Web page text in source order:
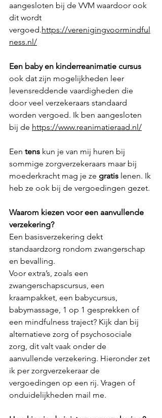
aangesloten bij de VVM waardoor ook
dit wordt
vergoed.https://verenigingvoormindful
ness.nl/
Een baby en kinderreanimatie cursus
ook dat zijn mogelijkheden leer
levensreddende vaardigheden die
door veel verzekeraars standaard
worden vergoed. Ik ben aangesloten
bij de https://www.reanimatieraad.nl/
Een tens kun je van mij huren bij
sommige zorgverzekeraars maar bij
moederkracht mag je ze gratis lenen. Ik
heb ze ook bij de vergoedingen gezet.
Waarom kiezen voor een aanvullende
verzekering?
Een basisverzekering dekt
standaardzorg rondom zwangerschap
en bevalling.
Voor extra’s, zoals een
zwangerschapscursus, een
kraampakket, een babycursus,
babymassage, 1 op 1 gesprekken of
een mindfulness traject? Kijk dan bij
alternatieve zorg of psychosociale
zorg, dit valt vaak onder de
aanvullende verzekering. Hieronder zet
ik per zorgverzekeraar de
vergoedingen op een rij. Vragen of
onduidelijkheden mail me.